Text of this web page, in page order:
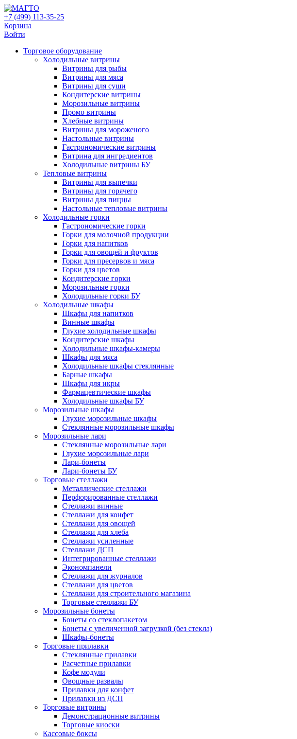
+7 (499) 113-35-25
Корзина
Войти
Свернуть/
развернуть
Торговое оборудованиe
Холодильные витрины
Витрины для рыбы
Витрины для мяса
Витрины для суши
Кондитерские витрины
Морозильные витрины
Промо витрины
Хлебные витрины
Витрины для мороженого
Настольные витрины
Гастрономические витрины
Витрина для ингредиентов
Холодильные витрины БУ
Тепловые витрины
Витрины для выпечки
Витрины для горячего
Витрины для пиццы
Настольные тепловые витрины
Холодильные горки
Гастрономические горки
Горки для молочной продукции
Горки для напитков
Горки для овощей и фруктов
Горки для пресервов и мяса
Горки для цветов
Кондитерские горки
Морозильные горки
Холодильные горки БУ
Холодильные шкафы
Шкафы для напитков
Винные шкафы
Глухие холодильные шкафы
Кондитерские шкафы
Холодильные шкафы-камеры
Шкафы для мяса
Холодильные шкафы стеклянные
Барные шкафы
Шкафы для икры
Фармацевтические шкафы
Холодильные шкафы БУ
Морозильные шкафы
Глухие морозильные шкафы
Стеклянные морозильные шкафы
Морозильные лари
Стеклянные морозильные лари
Глухие морозильные лари
Лари-бонеты
Лари-бонеты БУ
Торговые стеллажи
Металлические стеллажи
Перфорированные стеллажи
Стеллажи винные
Стеллажи для конфет
Стеллажи для овощей
Стеллажи для хлеба
Стеллажи усиленные
Стеллажи ДСП
Интегрированные стеллажи
Экономпанели
Стеллажи для журналов
Стеллажи для цветов
Стеллажи для строительного магазина
Торговые стеллажи БУ
Морозильные бонеты
Бонеты со стеклопакетом
Бонеты с увеличенной загрузкой (без стекла)
Шкафы-бонеты
Торговые прилавки
Стеклянные прилавки
Расчетные прилавки
Кофе модули
Овощные развалы
Прилавки для конфет
Прилавки из ДСП
Торговые витрины
Демонстрационные витрины
Торговые киоски
Кассовые боксы